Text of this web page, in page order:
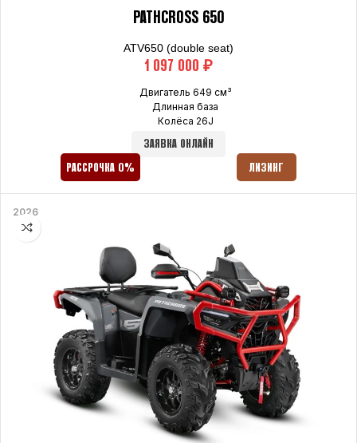
PATHCROSS 650
ATV650 (double seat)
₽
Двигатель 649 см³
Длинная база
Колёса 26J
ЗАЯВКА ОНЛАЙН
РАССРОЧКА 0% ЛИЗИНГ
2026